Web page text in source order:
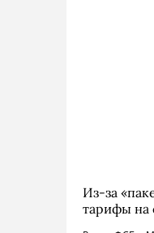
Из-за
тарифы на